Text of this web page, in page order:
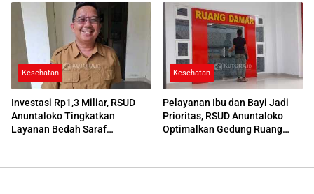
Kesehatan
Investasi Rp1,3 Miliar, RSUD
Anuntaloko Tingkatkan
Layanan Bedah Saraf
Kesehatan
Pelayanan Ibu dan Bayi Jadi
Prioritas, RSUD Anuntaloko
Optimalkan Gedung Ruang